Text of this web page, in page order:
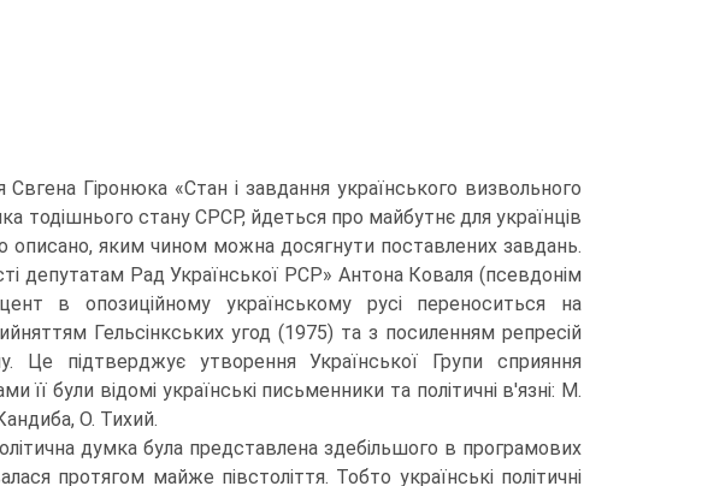
Гіронюка «Стан і завдання українського визвольного
тодішнього стану СРСР, йдеться про майбутнє для українців
яким чином можна досягнути поставлених завдань.
депутатам Рад Української PCP» Антона Коваля (псевдонім
в опозиційному українському русі переноситься на
Гельсінкських угод (1975) та з посиленням репресій
Це підтверджує утворення Української Групи сприяння
були відомі українські письменники та політичні в'язні: М.
О. Тихий.
думка була представлена здебільшого в програмових
протягом майже півстоліття. Тобто українські політичні